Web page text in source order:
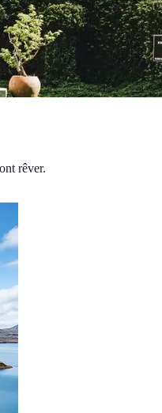
rêver.